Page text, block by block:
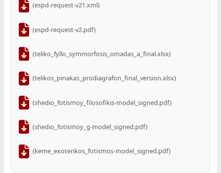
(espd-request-v21.xml)
(espd-request-v2.pdf)
(teliko_fyllo_symmorfosis_omadas_a_final.xlsx)
(telikos_pinakas_prodiagrafon_final_version.xlsx)
(shedio_fotismoy_filosofikis-model_signed.pdf)
(shedio_fotismoy_g-model_signed.pdf)
(keme_exoterikos_fotismos-model_signed.pdf)